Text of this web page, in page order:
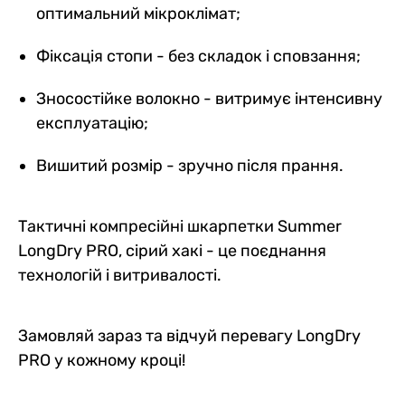
оптимальний мікроклімат;
Фіксація стопи - без складок і сповзання;
Зносостійке волокно - витримує інтенсивну
експлуатацію;
Вишитий розмір - зручно після прання.
Тактичні компресійні шкарпетки Summer
LongDry PRO, сірий хакі - це поєднання
технологій і витривалості.
Замовляй зараз та відчуй перевагу LongDry
PRO у кожному кроці!